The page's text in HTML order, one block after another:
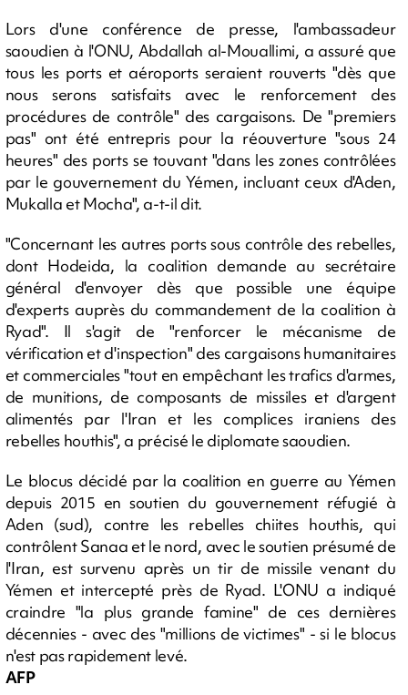
Lors d'une conférence de presse, l'ambassadeur
saoudien à l'ONU, Abdallah al-Mouallimi, a assuré que
tous les ports et aéroports seraient rouverts "dès que
nous serons satisfaits avec le renforcement des
procédures de contrôle" des cargaisons. De "premiers
pas" ont été entrepris pour la réouverture "sous 24
heures" des ports se touvant "dans les zones contrôlées
par le gouvernement du Yémen, incluant ceux d'Aden,
Mukalla et Mocha", a-t-il dit.
"Concernant les autres ports sous contrôle des rebelles,
dont Hodeida, la coalition demande au secrétaire
général d'envoyer dès que possible une équipe
d'experts auprès du commandement de la coalition à
Ryad". Il s'agit de "renforcer le mécanisme de
vérification et d'inspection" des cargaisons humanitaires
et commerciales "tout en empêchant les trafics d'armes,
de munitions, de composants de missiles et d'argent
alimentés par l'Iran et les complices iraniens des
rebelles houthis", a précisé le diplomate saoudien.
Le blocus décidé par la coalition en guerre au Yémen
depuis 2015 en soutien du gouvernement réfugié à
Aden (sud), contre les rebelles chiites houthis, qui
contrôlent Sanaa et le nord, avec le soutien présumé de
l'Iran, est survenu après un tir de missile venant du
Yémen et intercepté près de Ryad. L'ONU a indiqué
craindre "la plus grande famine" de ces dernières
décennies - avec des "millions de victimes" - si le blocus
n'est pas rapidement levé.
AFP